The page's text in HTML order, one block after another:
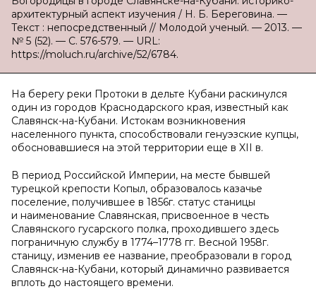
архитектурный аспект изучения / Н. Б. Береговина. —
Текст : непосредственный // Молодой ученый. — 2013. —
№ 5 (52). — С. 576-579. — URL:
https://moluch.ru/archive/52/6784.
На берегу реки Протоки в дельте Кубани раскинулся
один из городов Краснодарского края, известный как
Славянск-на-Кубани. Истокам возникновения
населенного пункта, способствовали генуэзские купцы,
обосновавшиеся на этой территории еще в XII в.
В период Российской Империи, на месте бывшей
турецкой крепости Копыл, образовалось казачье
поселение, получившее в 1856г. статус станицы
и наименование Славянская, присвоенное в честь
Славянского гусарского полка, проходившего здесь
пограничную службу в 1774–1778 гг. Весной 1958г.
станицу, изменив ее название, преобразовали в город
Славянск-на-Кубани, который динамично развивается
вплоть до настоящего времени.